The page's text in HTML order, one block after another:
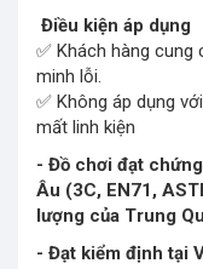
Điều kiện áp dụng
✅ Khách hàng cung
minh lỗi.
✅ Không áp dụng
mất linh kiện
- Đồ chơi đạt
Âu (3C, EN71,
lượng của Trung
- Đạt kiểm định tại